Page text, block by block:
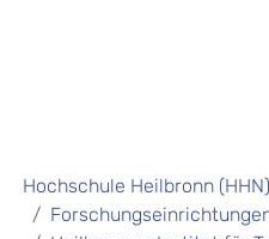
Hochschule Heilbronn (HHN)